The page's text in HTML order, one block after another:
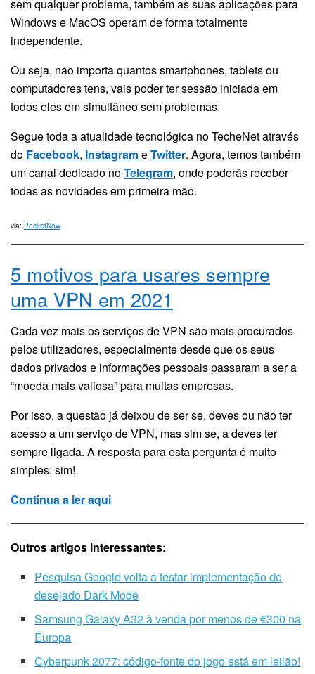
sem qualquer problema, também as suas aplicações para
Windows e MacOS operam de forma totalmente
independente.
Ou seja, não importa quantos smartphones, tablets ou
computadores tens, vais poder ter sessão iniciada em
todos eles em simultâneo sem problemas.
Segue toda a atualidade tecnológica no TecheNet através
do Facebook, InstagrameTwitter. Agora, temos também
um canal dedicado noTelegram, onde poderás receber
todas as novidades em primeira mão.
via: PocketNow
5 motivos para usares sempre
uma VPN em 2021
Cada vez mais os serviços de VPN são mais procurados
pelos utilizadores, especialmente desde que os seus
dados privados e informações pessoais passaram a ser a
“moeda mais valiosa” para muitas empresas.
Por isso, a questão já deixou de ser se, deves ou não ter
acesso a um serviço de VPN, mas sim se, a deves ter
sempre ligada. A resposta para esta pergunta é muito
simples: sim!
Continua a ler aqui
Outros artigos interessantes:
Pesquisa Google volta a testar implementação do
desejado Dark Mode
Samsung Galaxy A32 à venda por menos de €300 na
Europa
Cyberpunk 2077: código-fonte do jogo está em leilão!